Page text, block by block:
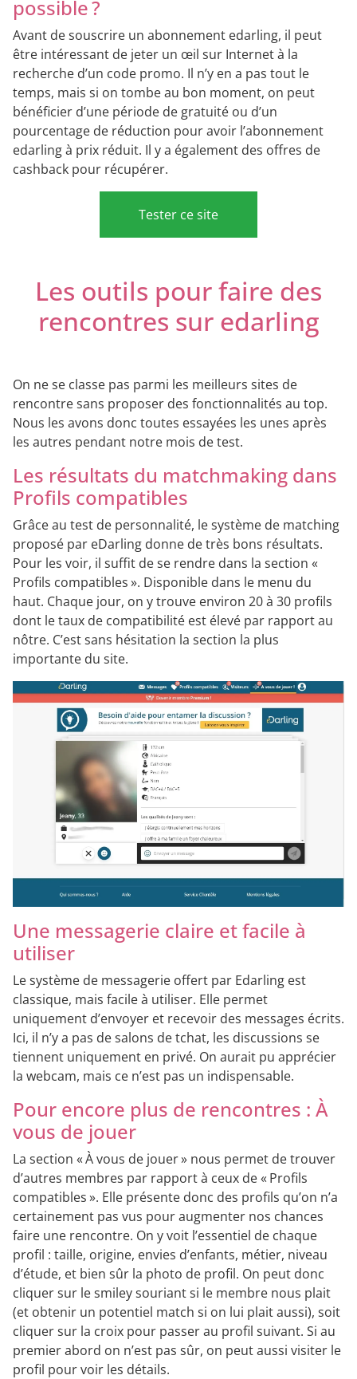
possible ?
Avant de souscrire un abonnement edarling, il peut
être intéressant de jeter un œil sur Internet à la
recherche d’un code promo. Il n’y en a pas tout le
temps, mais si on tombe au bon moment, on peut
bénéficier d’une période de gratuité ou d’un
pourcentage de réduction pour avoir l’abonnement
edarling à prix réduit. Il y a également des offres de
cashback pour récupérer.
Tester ce site
Les outils pour faire des
rencontres sur edarling
On ne se classe pas parmi les meilleurs sites de
rencontre sans proposer des fonctionnalités au top.
Nous les avons donc toutes essayées les unes après
les autres pendant notre mois de test.
Les résultats du matchmaking dans
Profils compatibles
Grâce au test de personnalité, le système de matching
proposé par eDarling donne de très bons résultats.
Pour les voir, il suffit de se rendre dans la section «
Profils compatibles ». Disponible dans le menu du
haut. Chaque jour, on y trouve environ 20 à 30 profils
dont le taux de compatibilité est élevé par rapport au
nôtre. C’est sans hésitation la section la plus
importante du site.
Une messagerie claire et facile à
utiliser
Le système de messagerie offert par Edarling est
classique, mais facile à utiliser. Elle permet
uniquement d’envoyer et recevoir des messages écrits.
Ici, il n’y a pas de salons de tchat, les discussions se
tiennent uniquement en privé. On aurait pu apprécier
la webcam, mais ce n’est pas un indispensable.
Pour encore plus de rencontres : À
vous de jouer
La section « À vous de jouer » nous permet de trouver
d’autres membres par rapport à ceux de « Profils
compatibles ». Elle présente donc des profils qu’on n’a
certainement pas vus pour augmenter nos chances
faire une rencontre. On y voit l’essentiel de chaque
profil : taille, origine, envies d’enfants, métier, niveau
d’étude, et bien sûr la photo de profil. On peut donc
cliquer sur le smiley souriant si le membre nous plait
(et obtenir un potentiel match si on lui plait aussi), soit
cliquer sur la croix pour passer au profil suivant. Si au
premier abord on n’est pas sûr, on peut aussi visiter le
profil pour voir les détails.